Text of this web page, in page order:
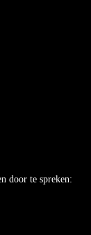
door te spreken: